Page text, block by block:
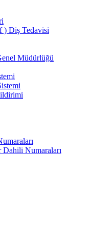
) Diş Tedavisi
Müdürlüğü
Numaraları